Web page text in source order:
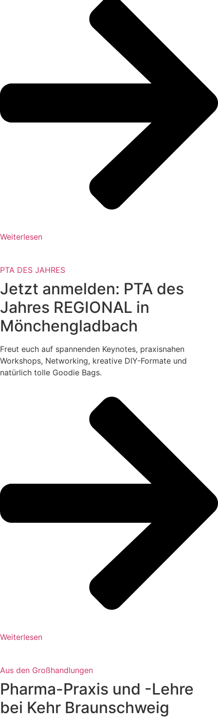
Weiterlesen
PTA DES JAHRES
Jetzt anmelden: PTA des
Jahres REGIONAL in
Mönchengladbach
Freut euch auf spannenden Keynotes, praxisnahen
Workshops, Networking, kreative DIY-Formate und
natürlich tolle Goodie Bags.
Weiterlesen
Aus den Großhandlungen
Pharma-Praxis und -Lehre
bei Kehr Braunschweig